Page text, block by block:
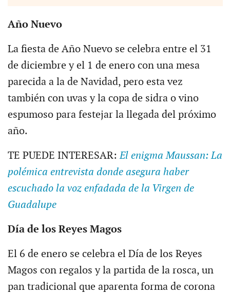
Año Nuevo
La fiesta de Año Nuevo se celebra entre el 31
de diciembre y el 1 de enero con una mesa
parecida a la de Navidad, pero esta vez
también con uvas y la copa de sidra o vino
espumoso para festejar la llegada del próximo
año.
TE PUEDE INTERESAR:El enigma Maussan: La
polémica entrevista donde asegura haber
escuchado la voz enfadada de la Virgen de
Guadalupe
Día de los Reyes Magos
El 6 de enero se celebra el Día de los Reyes
Magos con regalos y la partida de la rosca, un
pan tradicional que aparenta forma de corona